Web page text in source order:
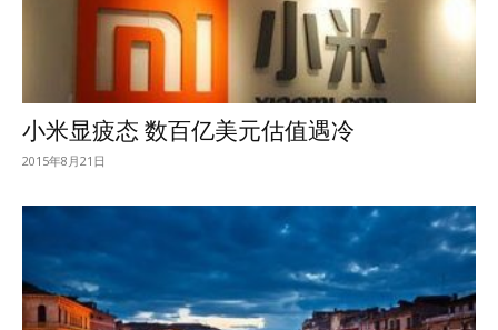
小米显疲态 数百亿美元估值遇冷
2015年8月21日